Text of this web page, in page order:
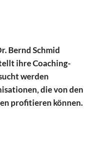
Bernd Schmid
ihre Coaching-
werden
die von den
profitieren können.